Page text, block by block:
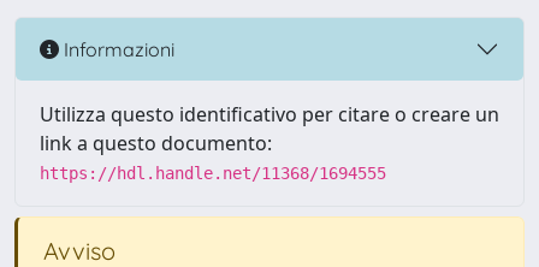
Informazioni
Utilizza questo identificativo per citare o creare un
link a questo documento:
https://hdl.handle.net/11368/1694555
Avviso